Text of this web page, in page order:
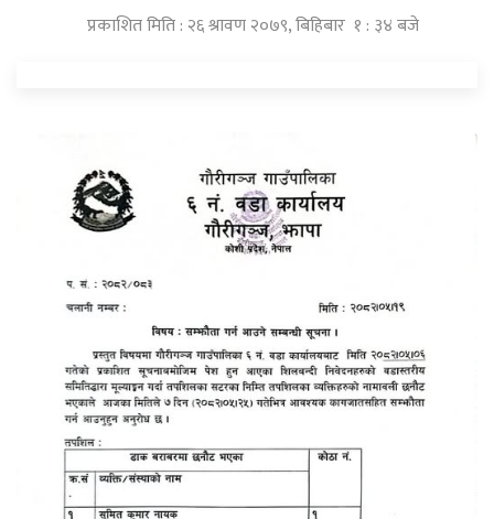
प्रकाशित मिति : २६ श्रावण २०७९, बिहिबार १ : ३४ बजे